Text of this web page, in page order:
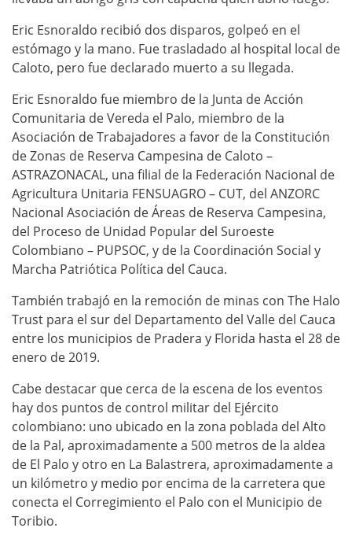
Eric Esnoraldo recibió dos disparos, golpeó en el
estómago y la mano. Fue trasladado al hospital local de
Caloto, pero fue declarado muerto a su llegada.
Eric Esnoraldo fue miembro de la Junta de Acción
Comunitaria de Vereda el Palo, miembro de la
Asociación de Trabajadores a favor de la Constitución
de Zonas de Reserva Campesina de Caloto –
ASTRAZONACAL, una filial de la Federación Nacional de
Agricultura Unitaria FENSUAGRO – CUT, del ANZORC
Nacional Asociación de Áreas de Reserva Campesina,
del Proceso de Unidad Popular del Suroeste
Colombiano – PUPSOC, y de la Coordinación Social y
Marcha Patriótica Política del Cauca.
También trabajó en la remoción de minas con The Halo
Trust para el sur del Departamento del Valle del Cauca
entre los municipios de Pradera y Florida hasta el 28 de
enero de 2019.
Cabe destacar que cerca de la escena de los eventos
hay dos puntos de control militar del Ejército
colombiano: uno ubicado en la zona poblada del Alto
de la Pal, aproximadamente a 500 metros de la aldea
de El Palo y otro en La Balastrera, aproximadamente a
un kilómetro y medio por encima de la carretera que
conecta el Corregimiento el Palo con el Municipio de
Toribio.